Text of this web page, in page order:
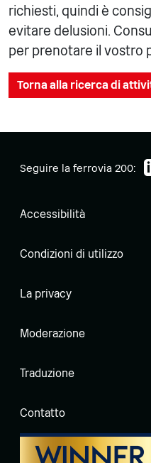
richiesti, quindi è
evitare delusioni.
per prenotare il vostro
Torna alla ricerca di
Seguire la ferrovia 200:
Accessibilità
Condizioni di utilizzo
La privacy
Moderazione
Traduzione
Contatto